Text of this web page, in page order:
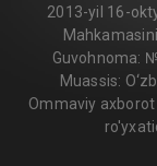
2013-yil 16-
Guvohnoma:
Muassis:
Ommaviy